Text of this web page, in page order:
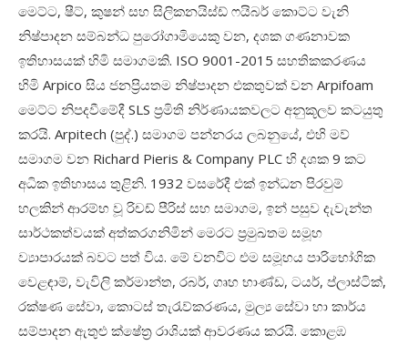
මෙට්ට, ෂීට්, කුෂන් සහ සිලිකනයිස්ඩ් ෆයිබර් කොට්ට වැනි
නිෂ්පාදන සම්බන්ධ පුරෝගාමියෙකු වන, දශක ගණනාවක
ඉතිහාසයක් හිමි සමාගමකි. ISO 9001-2015 සහතිකකරණය
හිමි Arpico සිය ජනප්‍රියතම නිෂ්පාදන එකතුවක් වන Arpifoam
මෙට්ට නිපදවීමේදී SLS ප්‍රමිති නිර්ණායකවලට අනුකූලව කටයුතු
කරයි. Arpitech (පුද්.) සමාගම පන්නරය ලබනුයේ, එහි මව්
සමාගම වන Richard Pieris & Company PLC හි දශක 9 කට
අධික ඉතිහාසය තුළිනි. 1932 වසරේදී එක් ඉන්ධන පිරවුම්
හලකින් ආරම්භ වූ රිචඩ් පීරිස් සහ සමාගම, ඉන් පසුව දැවැන්ත
සාර්ථකත්වයක් අත්කරගනිමින් මෙරට ප්‍රමුඛතම සමූහ
ව්‍යාපාරයක් බවට පත් විය. මේ වනවිට එම සමූහය පාරිභෝගික
වෙළඳාම්, වැවිලි කර්මාන්ත, රබර්, ගෘහ භාණ්ඩ, ටයර්, ප්ලාස්ටික්,
රක්ෂණ සේවා, කොටස් තැරැව්කරණය, මුල්‍ය සේවා හා කාර්ය
සම්පාදන ඇතුළු ක්ෂේත්‍ර රාශියක් ආවරණය කරයි. කොළඹ